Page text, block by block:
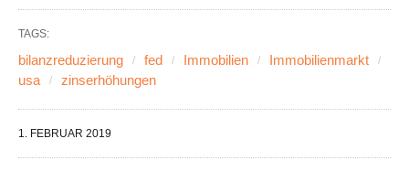
TAGS:
bilanzreduzierung fed Immobilien
Immobilienmarkt
usa
zinserhöhungen
1. FEBRUAR 2019